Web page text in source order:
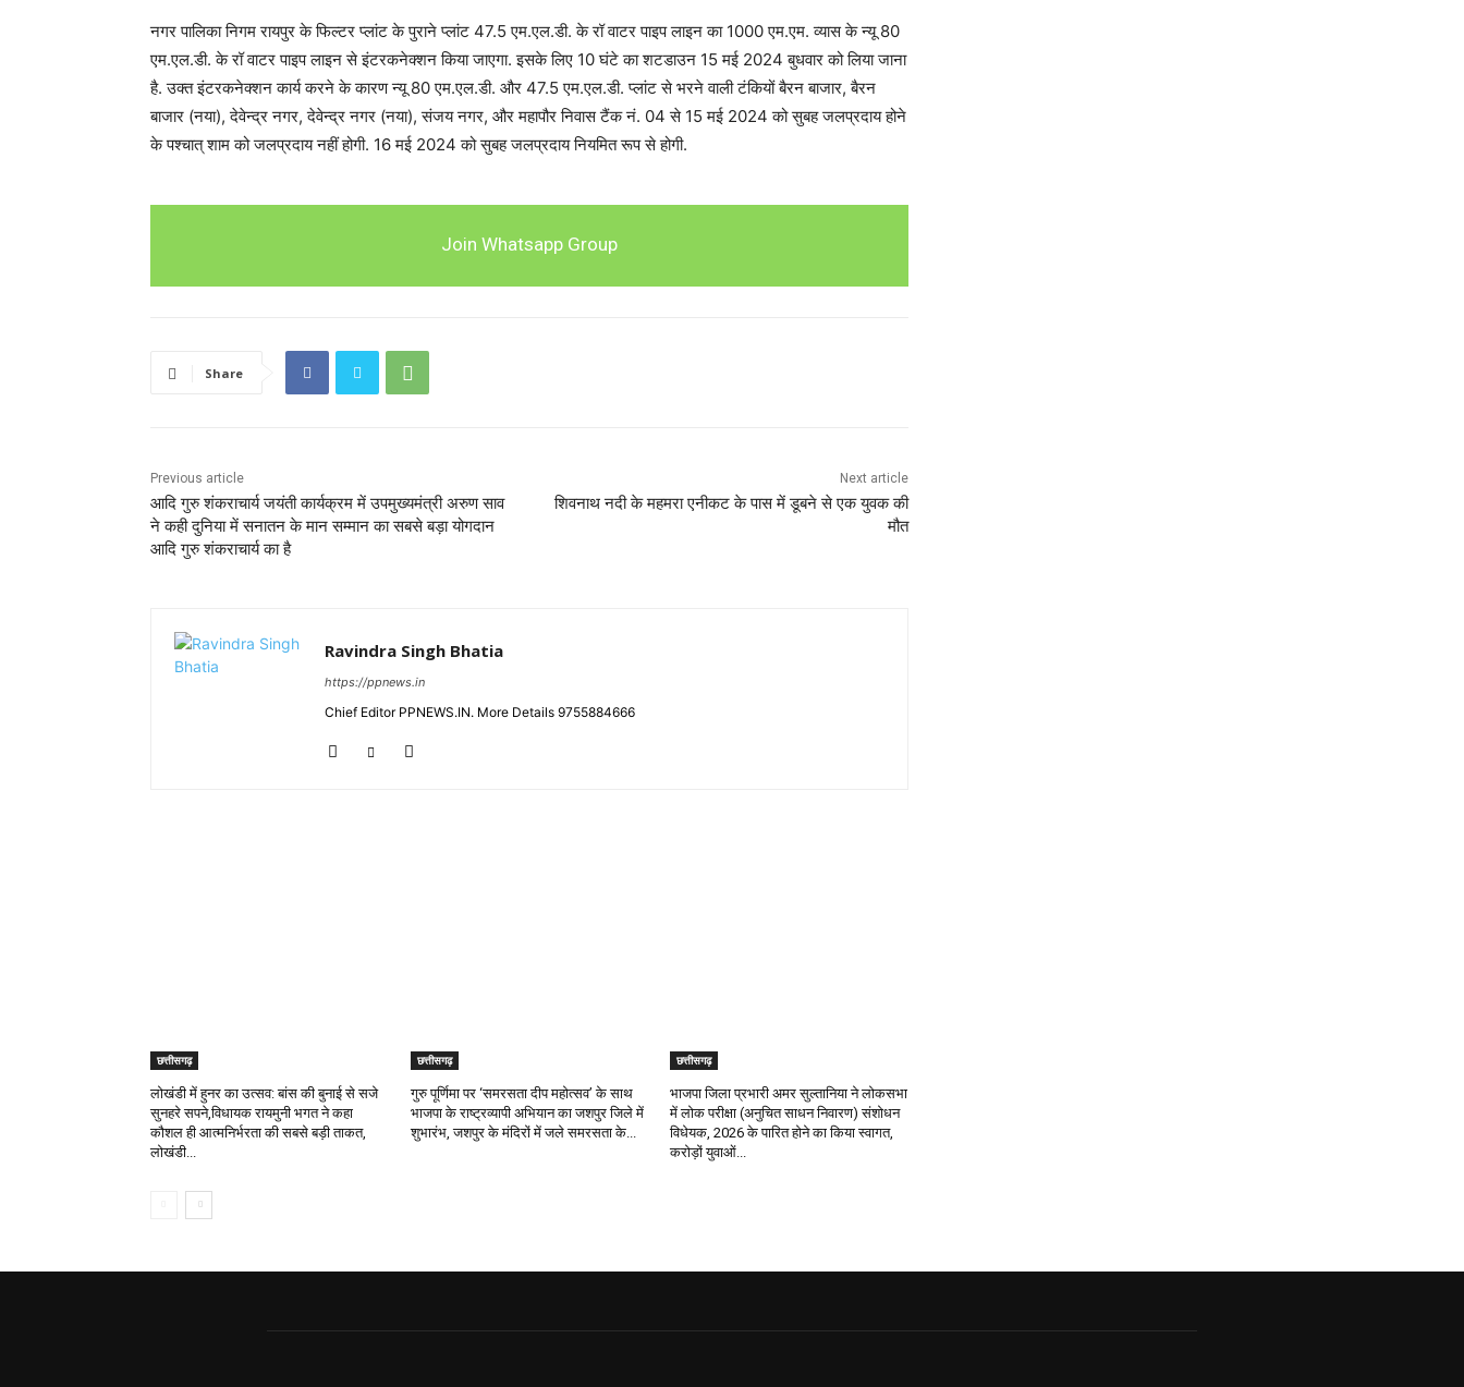
नगर पालिका निगम रायपुर के फिल्टर प्लांट के पुराने प्लांट 47.5 एम.एल.डी. के रॉ वाटर पाइप लाइन का 1000 एम.एम. व्यास के न्यू 80
एम.एल.डी. के रॉ वाटर पाइप लाइन से इंटरकनेक्शन किया जाएगा. इसके लिए 10 घंटे का शटडाउन 15 मई 2024 बुधवार को लिया जाना
है. उक्त इंटरकनेक्शन कार्य करने के कारण न्यू 80 एम.एल.डी. और 47.5 एम.एल.डी. प्लांट से भरने वाली टंकियों बैरन बाजार, बैरन
बाजार (नया), देवेन्द्र नगर, देवेन्द्र नगर (नया), संजय नगर, और महापौर निवास टैंक नं. 04 से 15 मई 2024 को सुबह जलप्रदाय होने
के पश्चात् शाम को जलप्रदाय नहीं होगी. 16 मई 2024 को सुबह जलप्रदाय नियमित रूप से होगी.
Join Whatsapp Group
Share
Previous article
आदि गुरु शंकराचार्य जयंती कार्यक्रम में उपमुख्यमंत्री अरुण साव
ने कही दुनिया में सनातन के मान सम्मान का सबसे बड़ा योगदान
आदि गुरु शंकराचार्य का है
Next article
शिवनाथ नदी के महमरा एनीकट के पास में डूबने से एक युवक की
मौत
Ravindra Singh Bhatia
https://ppnews.in
Chief Editor PPNEWS.IN. More Details 9755884666
छत्तीसगढ़
लोखंडी में हुनर का उत्सव: बांस की बुनाई से सजे
सुनहरे सपने,विधायक रायमुनी भगत ने कहा
कौशल ही आत्मनिर्भरता की सबसे बड़ी ताकत,
लोखंडी...
छत्तीसगढ़
गुरु पूर्णिमा पर ‘समरसता दीप महोत्सव’ के साथ
भाजपा के राष्ट्रव्यापी अभियान का जशपुर जिले में
शुभारंभ, जशपुर के मंदिरों में जले समरसता के...
छत्तीसगढ़
भाजपा जिला प्रभारी अमर सुल्तानिया ने लोकसभा
में लोक परीक्षा (अनुचित साधन निवारण) संशोधन
विधेयक, 2026 के पारित होने का किया स्वागत,
करोड़ों युवाओं...